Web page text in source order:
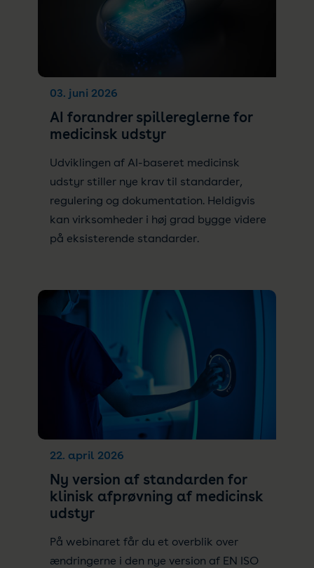
03. juni 2026
AI forandrer spillereglerne for
medicinsk udstyr
Udviklingen af AI-baseret medicinsk
udstyr stiller nye krav til standarder,
regulering og dokumentation. Heldigvis
kan virksomheder i høj grad bygge videre
på eksisterende standarder.
22. april 2026
Ny version af standarden for
klinisk afprøvning af medicinsk
udstyr
På webinaret får du et overblik over
ændringerne i den nye version af EN ISO